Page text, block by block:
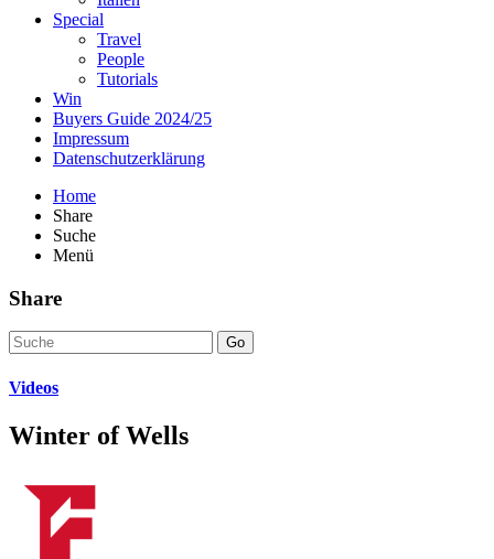
Special
Travel
People
Tutorials
Win
Buyers Guide 2024/25
Impressum
Datenschutzerklärung
Home
Share
Suche
Menü
Share
Go
Videos
Winter of Wells